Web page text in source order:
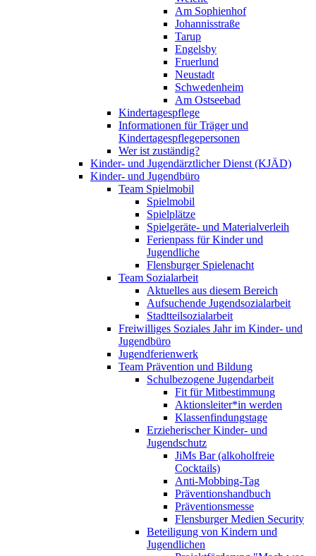
Am Sophienhof
Johannisstraße
Tarup
Engelsby
Fruerlund
Neustadt
Schwedenheim
Am Ostseebad
Kindertagespflege
Informationen für Träger und
Kindertagespflegepersonen
Wer ist zuständig?
Kinder- und Jugendärztlicher Dienst (KJÄD)
Kinder- und Jugendbüro
Team Spielmobil
Spielmobil
Spielplätze
Spielgeräte- und Materialverleih
Ferienpass für Kinder und
Jugendliche
Flensburger Spielenacht
Team Sozialarbeit
Aktuelles aus diesem Bereich
Aufsuchende Jugendsozialarbeit
Stadtteilsozialarbeit
Freiwilliges Soziales Jahr im Kinder- und
Jugendbüro
Jugendferienwerk
Team Prävention und Bildung
Schulbezogene Jugendarbeit
Fit für Mitbestimmung
Aktionsleiter*in werden
Klassenfindungstage
Erzieherischer Kinder- und
Jugendschutz
JiMs Bar (alkoholfreie
Cocktails)
Anti-Mobbing-Tag
Präventionshandbuch
Präventionsmesse
Flensburger Medien Security
Beteiligung von Kindern und
Jugendlichen